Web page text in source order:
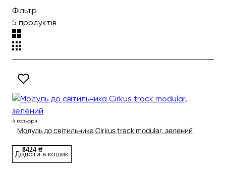
Фільтр
5 продуктів
4 кольори
Модуль до світильника Cirkus track modular, зелений
8424 ₴
Додати в кошик